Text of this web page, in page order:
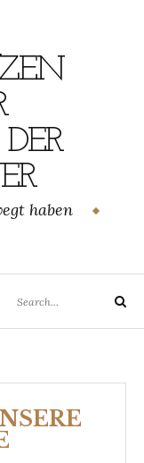
haben
for:
Search